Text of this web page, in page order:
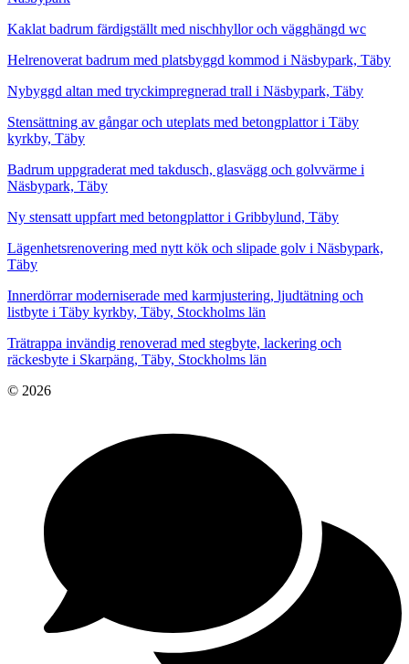
Kaklat badrum färdigställt med nischhyllor och vägghängd wc
Helrenoverat badrum med platsbyggd kommod i Näsbypark, Täby
Nybyggd altan med tryckimpregnerad trall i Näsbypark, Täby
Stensättning av gångar och uteplats med betongplattor i Täby
kyrkby, Täby
Badrum uppgraderat med takdusch, glasvägg och golvvärme i
Näsbypark, Täby
Ny stensatt uppfart med betongplattor i Gribbylund, Täby
Lägenhetsrenovering med nytt kök och slipade golv i Näsbypark,
Täby
Innerdörrar moderniserade med karmjustering, ljudtätning och
listbyte i Täby kyrkby, Täby, Stockholms län
Trätrappa invändig renoverad med stegbyte, lackering och
räckesbyte i Skarpäng, Täby, Stockholms län
© 2026